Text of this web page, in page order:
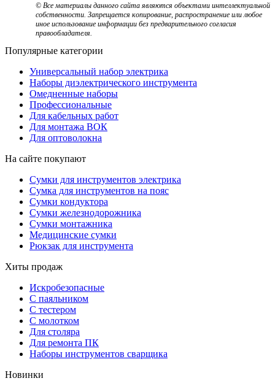
© Все материалы данного сайта являются объектами интеллектуальной
собственности. Запрещается копирование, распространение или любое
иное использование информации без предварительного согласия
правообладателя.
Популярные категории
Универсальный набор электрика
Наборы диэлектрического инструмента
Омедненные наборы
Профессиональные
Для кабельных работ
Для монтажа ВОК
Для оптоволокна
На сайте покупают
Сумки для инструментов электрика
Сумка для инструментов на пояс
Сумки кондуктора
Сумки железнодорожника
Сумки монтажника
Медицинские сумки
Рюкзак для инструмента
Хиты продаж
Искробезопасные
С паяльником
С тестером
С молотком
Для столяра
Для ремонта ПК
Наборы инструментов сварщика
Новинки